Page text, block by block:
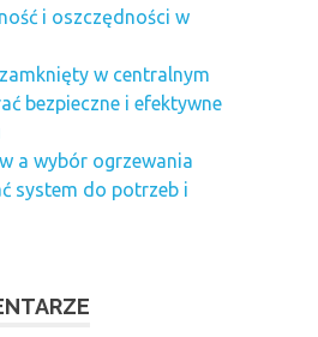
i oszczędności w
w centralnym
bezpieczne i efektywne
a wybór ogrzewania
system do potrzeb i